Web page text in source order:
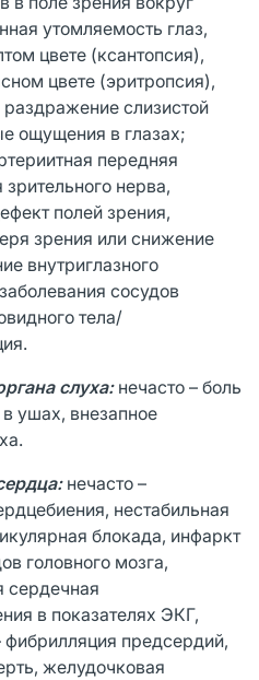
утомляемость глаз,
цвете (ксантопсия),
цвете (эритропсия),
слизистой
ощущения в глазах;
передняя
нерва,
полей зрения,
зрения или снижение
внутриглазного
сосудов
тела/
слуха: нечасто – боль
ушах, внезапное
нечасто –
нестабильная
блокада, инфаркт
головного мозга,
сердечная
в показателях ЭКГ,
предсердий,
желудочковая